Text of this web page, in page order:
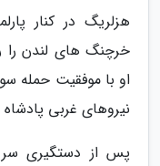
هزلریگ در کنار
خرچنگ های لندن را
او با موفقیت حمله
نیروهای غربی
پس از دستگیری سر